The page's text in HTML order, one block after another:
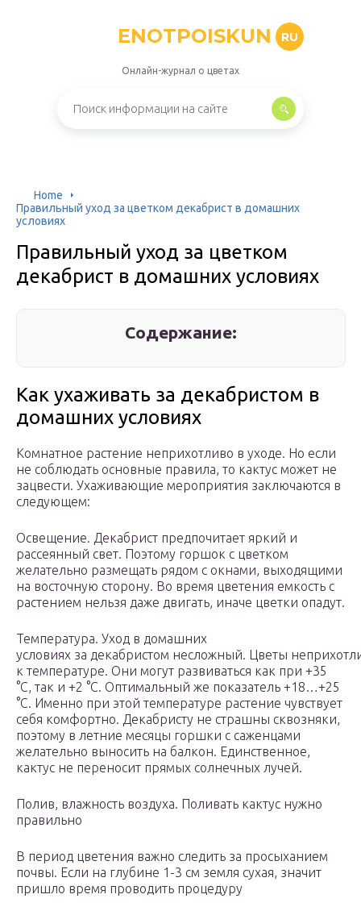
ENOTPOISKUN RU
Онлайн-журнал о цветах
Home
Правильный уход за цветком декабрист в домашних
условиях
Правильный уход за цветком
декабрист в домашних условиях
Содержание:
Как ухаживать за декабристом в
домашних условиях
Комнатное растение неприхотливо в уходе. Но если
не соблюдать основные правила, то кактус может не
зацвести. Ухаживающие мероприятия заключаются в
следующем:
Освещение. Декабрист предпочитает яркий и
рассеянный свет. Поэтому горшок с цветком
желательно размещать рядом с окнами, выходящими
на восточную сторону. Во время цветения емкость с
растением нельзя даже двигать, иначе цветки опадут.
Температура. Уход в домашних
условиях за декабристом несложный. Цветы
к температуре. Они могут развиваться как при +35
°С, так и +2 °С. Оптимальный же показатель +18…+25
°С. Именно при этой температуре растение чувствует
себя комфортно. Декабристу не страшны сквозняки,
поэтому в летние месяцы горшки с саженцами
желательно выносить на балкон. Единственное,
кактус не переносит прямых солнечных лучей.
Полив, влажность воздуха. Поливать кактус нужно
правильно
В период цветения важно следить за просыханием
почвы. Если на глубине 1-3 см земля сухая, значит
пришло время проводить процедуру